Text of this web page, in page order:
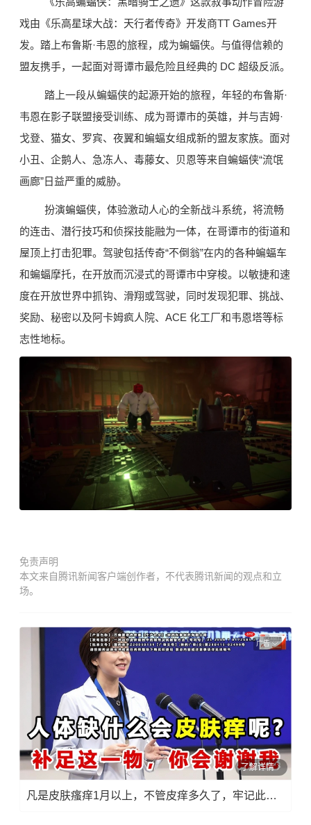
戏由《乐高星球大战：天行者传奇》开发商TT Games开
发。踏上布鲁斯·韦恩的旅程，成为蝙蝠侠。与值得信赖的
盟友携手，一起面对哥谭市最危险且经典的 DC 超级反派。
踏上一段从蝙蝠侠的起源开始的旅程，年轻的布鲁斯·
韦恩在影子联盟接受训练、成为哥谭市的英雄，并与吉姆·
戈登、 猫女、罗宾、夜翼和蝙蝠女组成新的盟友家族。面对
小丑、 企鹅人、急冻人、 毒藤女、贝恩等来自蝙蝠侠“流氓
画廊”日益严重的威胁。
扮演蝙蝠侠，体验激动人心的全新战斗系统，将流畅
的连击、潜行技巧和侦探技能融为一体，在哥谭市的街道和
屋顶上打击犯罪。驾驶包括传奇“不倒翁”在内的各种蝙蝠车
和蝙蝠摩托，在开放而沉浸式的哥谭市中穿梭。以敏捷和速
度在开放世界中抓钩、滑翔或驾驶，同时发现犯罪、挑战、
奖励、秘密以及阿卡姆疯人院、ACE 化工厂和韦恩塔等标
志性地标。
免责声明
本文来自腾讯新闻客户端创作者，不代表腾讯新闻的观点和立
场。
广告
了解详情
凡是皮肤瘙痒1月以上，不管皮痒多久了，牢记此法，快！准！狠！